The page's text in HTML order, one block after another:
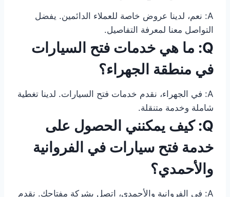
A: نعم، لدينا عروض خاصة للعملاء الدائمين. يفضل
التواصل معنا لمعرفة التفاصيل.
Q: ما هي خدمات فتح السيارات
في منطقة الجهراء؟
A: في الجهراء، نقدم خدمات فتح السيارات. لدينا تغطية
شاملة وخدمة متنقلة.
Q: كيف يمكنني الحصول على
خدمة فتح سيارات في الفروانية
والأحمدي؟
A: في الفروانية والأحمدي، اتصل بشركة مفتاحك. نقدم